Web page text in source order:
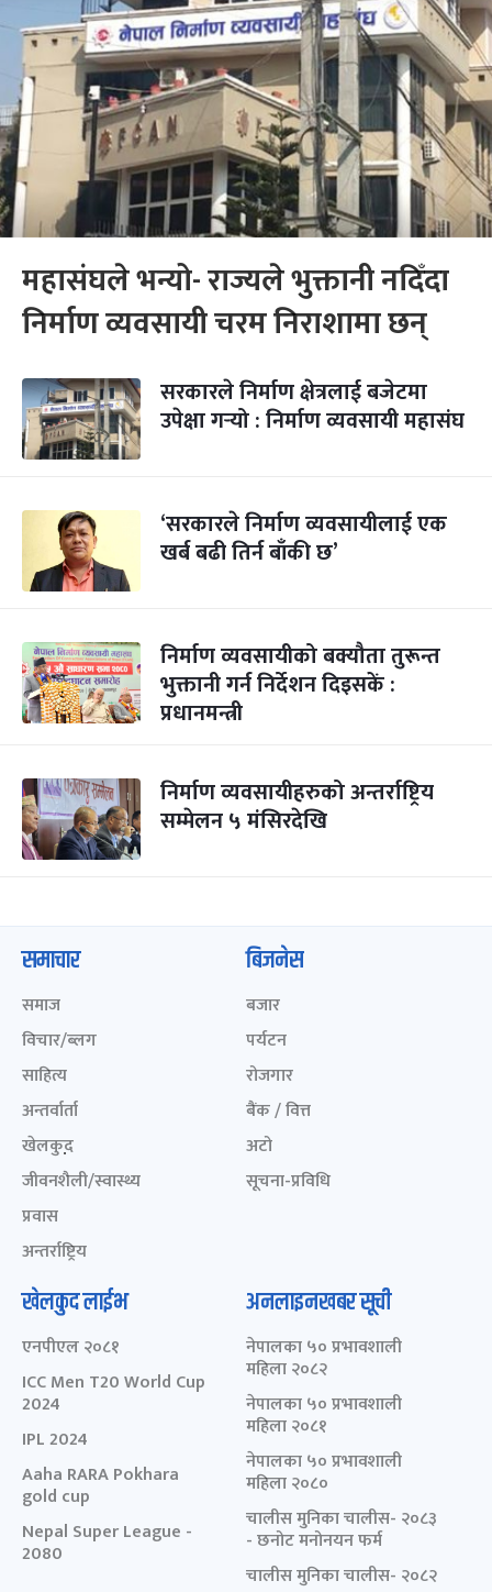
महासंघले भन्यो- राज्यले भुक्तानी नदिँदा
निर्माण व्यवसायी चरम निराशामा छन्
सरकारले निर्माण क्षेत्रलाई बजेटमा
उपेक्षा गर्‍यो : निर्माण व्यवसायी महासंघ
‘सरकारले निर्माण व्यवसायीलाई एक
खर्ब बढी तिर्न बाँकी छ’
निर्माण व्यवसायीको बक्यौता तुरून्त
भुक्तानी गर्न निर्देशन दिइसकें :
प्रधानमन्त्री
निर्माण व्यवसायीहरुको अन्तर्राष्ट्रिय
सम्मेलन ५ मंसिरदेखि
समाचार
समाज
विचार/ब्लग
साहित्य
अन्तर्वार्ता
खेलकुद़़
जीवनशैली/स्वास्थ्य
प्रवास
अन्तर्राष्ट्रिय
बिजनेस
बजार
पर्यटन
रोजगार
बैंक / वित्त
अटो
सूचना-प्रविधि
खेलकुद लाईभ
एनपीएल २०८१
ICC Men T20 World Cup
2024
IPL 2024
Aaha RARA Pokhara
gold cup
Nepal Super League -
2080
अनलाइनखबर सूची
नेपालका ५० प्रभावशाली
महिला २०८२
नेपालका ५० प्रभावशाली
महिला २०८१
नेपालका ५० प्रभावशाली
महिला २०८०
चालीस मुनिका चालीस- २०८३
- छनोट मनोनयन फर्म
चालीस मुनिका चालीस- २०८२